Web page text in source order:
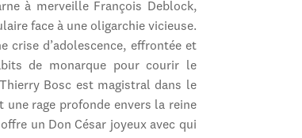
à merveille François Deblock,
face à une oligarchie vicieuse.
crise d’adolescence, effrontée et
de monarque pour courir le
Bosc est magistral dans le
rage profonde envers la reine
un Don César joyeux avec qui